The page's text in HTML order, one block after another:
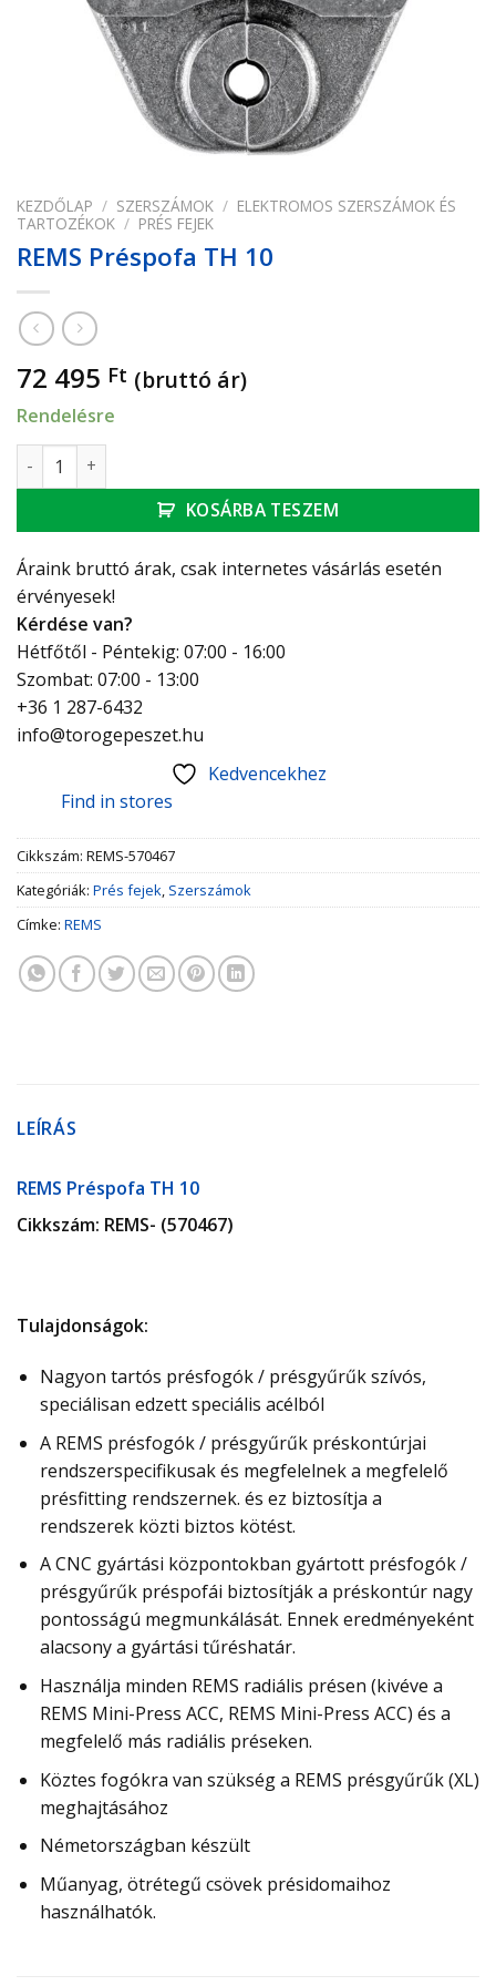
KEZDŐLAP / SZERSZÁMOK / ELEKTROMOS SZERSZÁMOK ÉS
TARTOZÉKOK / PRÉS FEJEK
REMS Préspofa TH 10
72 495 Ft (bruttó ár)
Rendelésre
REMS Préspofa TH 10 mennyiség
KOSÁRBA TESZEM
Áraink bruttó árak, csak internetes vásárlás esetén
érvényesek!
Kérdése van?
Hétfőtől - Péntekig: 07:00 - 16:00
Szombat: 07:00 - 13:00
+36 1 287-6432
info@torogepeszet.hu
Kedvencekhez
Find in stores
Cikkszám: REMS-570467
Kategóriák: Prés fejek, Szerszámok
Címke: REMS
LEÍRÁS
REMS Préspofa TH 10
Cikkszám: REMS- (570467)
Tulajdonságok:
Nagyon tartós présfogók / présgyűrűk szívós,
speciálisan edzett speciális acélból
A REMS présfogók / présgyűrűk préskontúrjai
rendszerspecifikusak és megfelelnek a megfelelő
présfitting rendszernek. és ez biztosítja a
rendszerek közti biztos kötést.
A CNC gyártási központokban gyártott présfogók /
présgyűrűk préspofái biztosítják a préskontúr nagy
pontosságú megmunkálását. Ennek eredményeként
alacsony a gyártási tűréshatár.
Használja minden REMS radiális présen (kivéve a
REMS Mini-Press ACC, REMS Mini-Press ACC) és a
megfelelő más radiális préseken.
Köztes fogókra van szükség a REMS présgyűrűk (XL)
meghajtásához
Németországban készült
Műanyag, ötrétegű csövek présidomaihoz
használhatók.